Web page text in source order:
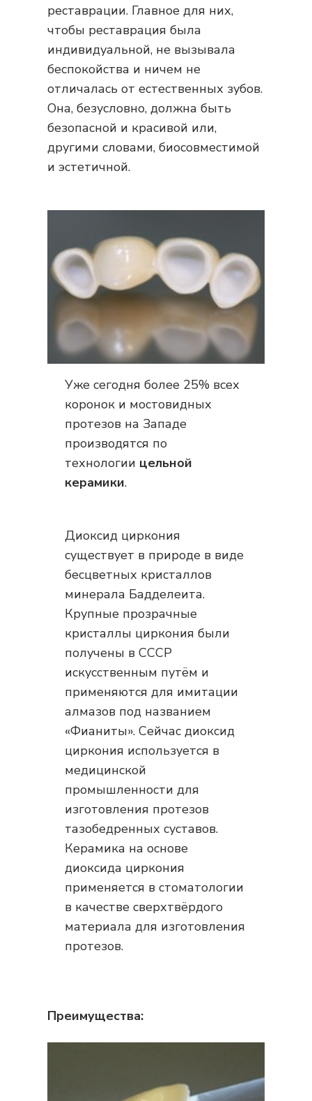
реставрации. Главное для них,
чтобы реставрация была
индивидуальной, не вызывала
беспокойства и ничем не
отличалась от естественных зубов.
Она, безусловно, должна быть
безопасной и красивой или,
другими словами, биосовместимой
и эстетичной.
Уже сегодня более 25% всех
коронок и мостовидных
протезов на Западе
производятся по
технологии цельной
керамики.
Диоксид циркония
существует в природе в виде
бесцветных кристаллов
минерала Бадделеита.
Крупные прозрачные
кристаллы циркония были
получены в СССР
искусственным путём и
применяются для имитации
алмазов под названием
«Фианиты». Сейчас диоксид
циркония используется в
медицинской
промышленности для
изготовления протезов
тазобедренных суставов.
Керамика на основе
диоксида циркония
применяется в стоматологии
в качестве сверхтвёрдого
материала для изготовления
протезов.
Преимущества: